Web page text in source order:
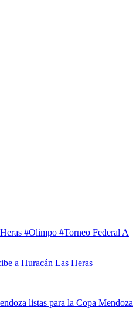
#Olimpo #Torneo Federal A
a Huracán Las Heras
listas para la Copa Mendoza